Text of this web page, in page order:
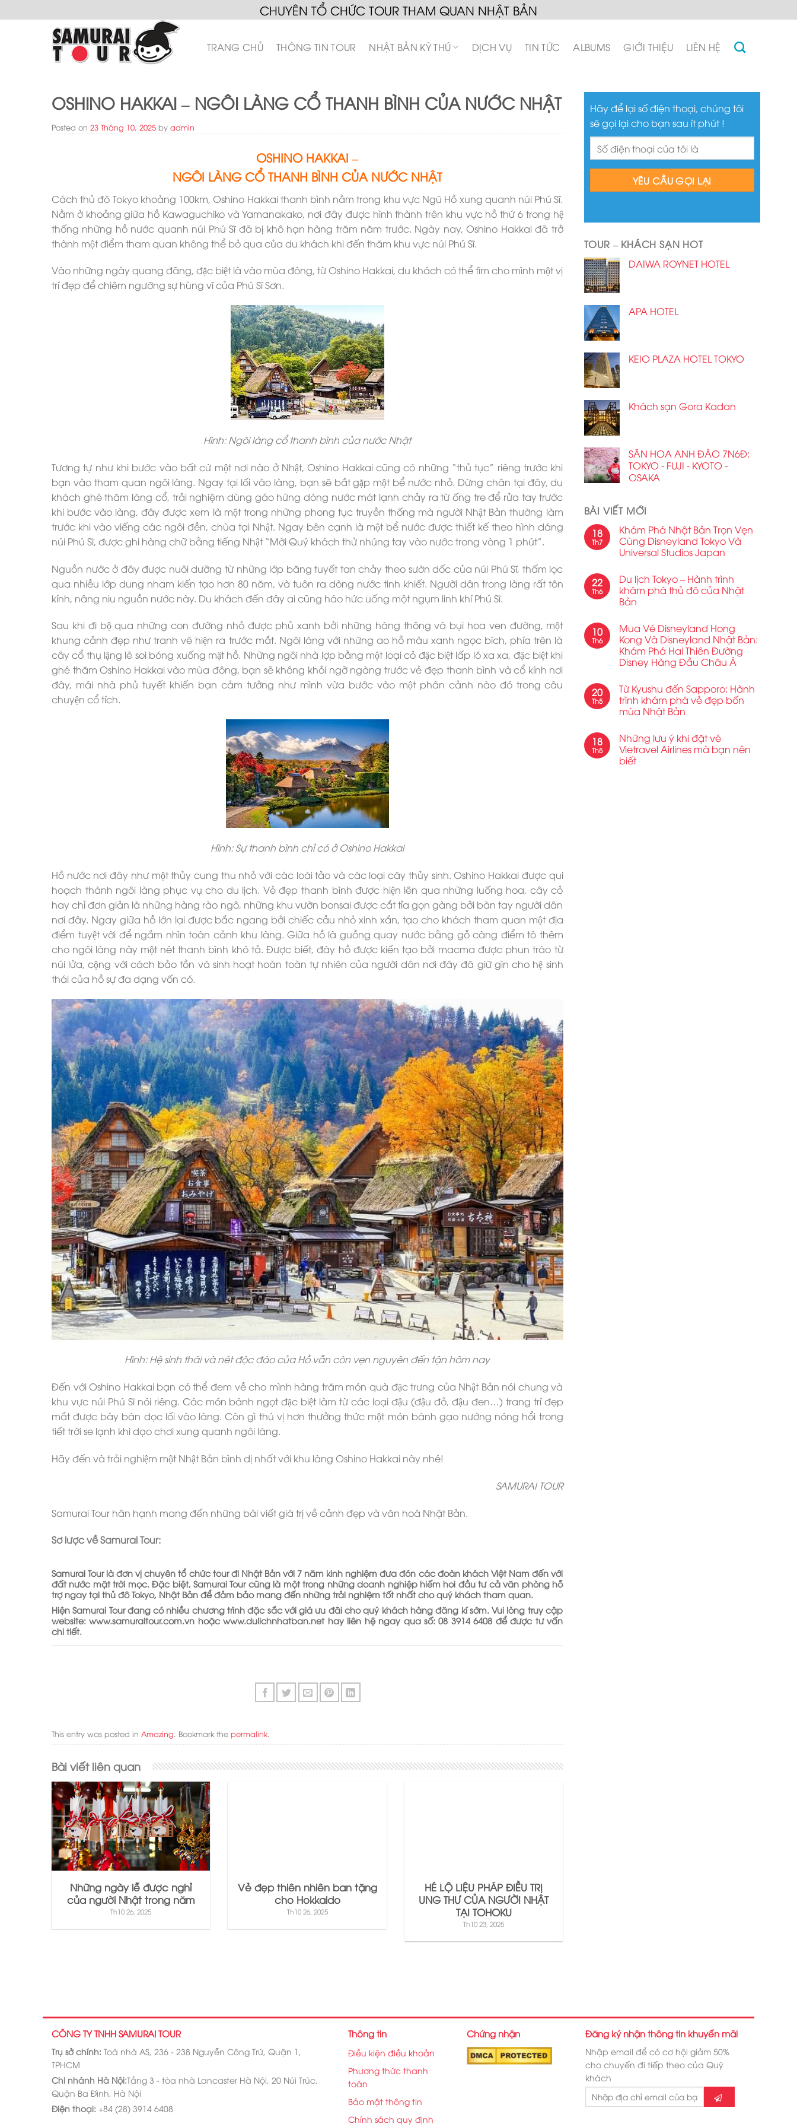
to
CHUYÊN TỔ CHỨC TOUR THAM QUAN NHẬT BẢN
TRANG CHỦ THÔNG TIN TOUR NHẬT BẢN KỲ THÚ DỊCH VỤ TIN TỨC ALBUMS GIỚI THIỆU LIÊN HỆ
OSHINO HAKKAI – NGÔI LÀNG CỔ THANH BÌNH CỦA NƯỚC NHẬT
Posted on 23 Tháng 10, 2025 by admin
OSHINO HAKKAI –
NGÔI LÀNG CỔ THANH BÌNH CỦA NƯỚC NHẬT
Cách thủ đô Tokyo khoảng 100km, Oshino Hakkai thanh bình nằm trong khu vực Ngũ Hồ xung quanh núi Phú Sĩ.
Nằm ở khoảng giữa hồ Kawaguchiko và Yamanakako, nơi đây được hình thành trên khu vực hồ thứ 6 trong hệ
thống những hồ nước quanh núi Phú Sĩ đã bị khô hạn hàng trăm năm trước. Ngày nay, Oshino Hakkai đã trở
thành một điểm tham quan không thể bỏ qua của du khách khi đến thăm khu vực núi Phú Sĩ.
Vào những ngày quang đãng, đặc biệt là vào mùa đông, từ Oshino Hakkai, du khách có thể tìm cho mình một vị
trí đẹp để chiêm ngưỡng sự hùng vĩ của Phú Sĩ Sơn.
Hình: Ngôi làng cổ thanh bình của nước Nhật
Tương tự như khi bước vào bất cứ một nơi nào ở Nhật, Oshino Hakkai cũng có những “thủ tục” riêng trước khi
bạn vào tham quan ngôi làng. Ngay tại lối vào làng, bạn sẽ bắt gặp một bể nước nhỏ. Dừng chân tại đây, du
khách ghé thăm làng cổ, trải nghiệm dùng gáo hứng dòng nước mát lạnh chảy ra từ ống tre để rửa tay trước
khi bước vào làng, đây được xem là một trong những phong tục truyền thống mà người Nhật Bản thường làm
trước khi vào viếng các ngôi đền, chùa tại Nhật. Ngay bên cạnh là một bể nước được thiết kế theo hình dáng
núi Phú Sĩ, được ghi hàng chữ bằng tiếng Nhật “Mời Quý khách thử nhúng tay vào nước trong vòng 1 phút”.
Nguồn nước ở đây được nuôi dưỡng từ những lớp băng tuyết tan chảy theo sườn dốc của núi Phú Sĩ, thấm lọc
qua nhiều lớp dung nham kiến tạo hơn 80 năm, và tuôn ra dòng nước tinh khiết. Người dân trong làng rất tôn
kính, nâng niu nguồn nước này. Du khách đến đây ai cũng háo hức uống một ngụm linh khí Phú Sĩ.
Sau khi đi bộ qua những con đường nhỏ được phủ xanh bởi những hàng thông và bụi hoa ven đường, một
khung cảnh đẹp như tranh vẽ hiện ra trước mắt. Ngôi làng với những ao hồ màu xanh ngọc bích, phía trên là
cây cổ thụ lặng lẽ soi bóng xuống mặt hồ. Những ngôi nhà lợp bằng một loại cỏ đặc biệt lấp ló xa xa, đặc biệt khi
ghé thăm Oshino Hakkai vào mùa đông, bạn sẽ không khỏi ngỡ ngàng trước vẻ đẹp thanh bình và cổ kính nơi
đây, mái nhà phủ tuyết khiến bạn cảm tưởng như mình vừa bước vào một phân cảnh nào đó trong câu
chuyện cổ tích.
Hình: Sự thanh bình chỉ có ở Oshino Hakkai
Hồ nước nơi đây như một thủy cung thu nhỏ với các loài tảo và các loại cây thủy sinh. Oshino Hakkai được qui
hoạch thành ngôi làng phục vụ cho du lịch. Vẻ đẹp thanh bình được hiện lên qua những luống hoa, cây cỏ
hay chỉ đơn giản là những hàng rào ngô, những khu vườn bonsai được cắt tỉa gọn gàng bởi bàn tay người dân
nơi đây. Ngay giữa hồ lớn lại được bắc ngang bởi chiếc cầu nhỏ xinh xắn, tạo cho khách tham quan một địa
điểm tuyệt vời để ngắm nhìn toàn cảnh khu làng. Giữa hồ là guồng quay nước bằng gỗ càng điểm tô thêm
cho ngôi làng này một nét thanh bình khó tả. Được biết, đáy hồ được kiến tạo bởi macma được phun trào từ
núi lửa, cộng với cách bảo tồn và sinh hoạt hoàn toàn tự nhiên của người dân nơi đây đã giữ gìn cho hệ sinh
thái của hồ sự đa dạng vốn có.
Hình: Hệ sinh thái và nét độc đáo của Hồ vẫn còn vẹn nguyên đến tận hôm nay
Đến với Oshino Hakkai bạn có thể đem về cho mình hàng trăm món quà đặc trưng của Nhật Bản nói chung và
khu vực núi Phú Sĩ nói riêng. Các món bánh ngọt đặc biệt làm từ các loại đậu (đậu đỏ, đậu đen…) trang trí đẹp
mắt được bày bán dọc lối vào làng. Còn gì thú vị hơn thưởng thức một món bánh gạo nướng nóng hổi trong
tiết trời se lạnh khi dạo chơi xung quanh ngôi làng.
Hãy đến và trải nghiệm một Nhật Bản bình dị nhất với khu làng Oshino Hakkai này nhé!
SAMURAI TOUR
Samurai Tour hân hạnh mang đến những bài viết giá trị về cảnh đẹp và văn hoá Nhật Bản.
Sơ lược về Samurai Tour:
Samurai Tour là đơn vị chuyên tổ chức tour đi Nhật Bản với 7 năm kinh nghiệm đưa đón các đoàn khách Việt Nam đến với
đất nước mặt trời mọc. Đặc biệt, Samurai Tour cũng là một trong những doanh nghiệp hiếm hoi đầu tư cả văn phòng hỗ
trợ ngay tại thủ đô Tokyo, Nhật Bản để đảm bảo mang đến những trải nghiệm tốt nhất cho quý khách tham quan.
Hiện Samurai Tour đang có nhiều chương trình đặc sắc với giá ưu đãi cho quý khách hàng đăng kí sớm. Vui lòng truy cập
website: www.samuraitour.com.vn hoặc www.dulichnhatban.net hay liên hệ ngay qua số: 08 3914 6408 để được tư vấn
chi tiết.
This entry was posted in Amazing. Bookmark the permalink.
Bài viết liên quan
Những ngày lễ được nghỉ
của người Nhật trong năm
Th10 26, 2025
Vẻ đẹp thiên nhiên ban tặng
cho Hokkaido
Th10 26, 2025
HÉ LỘ LIỆU PHÁP ĐIỀU TRỊ
UNG THƯ CỦA NGƯỜI NHẬT
TẠI TOHOKU
Th10 23, 2025
Hãy để lại số điện thoại, chúng tôi
sẽ gọi lại cho bạn sau ít phút !
TOUR – KHÁCH SẠN HOT
DAIWA ROYNET HOTEL
APA HOTEL
KEIO PLAZA HOTEL TOKYO
Khách sạn Gora Kadan
SĂN HOA ANH ĐÀO 7N6Đ:
TOKYO - FUJI - KYOTO -
OSAKA
BÀI VIẾT MỚI
18
Th7
Khám Phá Nhật Bản Trọn Vẹn
Cùng Disneyland Tokyo Và
Universal Studios Japan
22
Th6
Du lịch Tokyo – Hành trình
khám phá thủ đô của Nhật
Bản
10
Th6
Mua Vé Disneyland Hong
Kong Và Disneyland Nhật Bản:
Khám Phá Hai Thiên Đường
Disney Hàng Đầu Châu Á
20
Th5
Từ Kyushu đến Sapporo: Hành
trình khám phá vẻ đẹp bốn
mùa Nhật Bản
18
Th5
Những lưu ý khi đặt vé
Vietravel Airlines mà bạn nên
biết
CÔNG TY TNHH SAMURAI TOUR
Trụ sở chính: Toà nhà AS, 236 - 238 Nguyễn Công Trứ, Quận 1,
TPHCM
Chi nhánh Hà Nội:Tầng 3 - tòa nhà Lancaster Hà Nội, 20 Núi Trúc,
Quận Ba Đình, Hà Nội
Điện thoại: +84 (28) 3914 6408
Thông tin
Điều kiện điều khoản
Phương thức thanh
toán
Bảo mật thông tin
Chính sách quy định
Chứng nhận Đăng ký nhận thông tin khuyến mãi
Nhập email để có cơ hội giảm 50%
cho chuyến đi tiếp theo của Quý
khách